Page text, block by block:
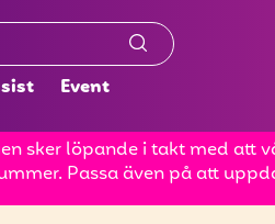
Event
sker löpande i takt med att
Passa även på att